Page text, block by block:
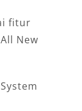
fitur
New